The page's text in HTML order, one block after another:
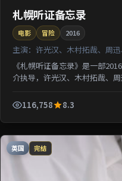
札幌听证备忘录
电影 冒险 2016
主演： 许光汉、木村拓哉、周
《札幌听证备忘录》是一部
介执导，许光汉、木村拓哉、
116,758
8.3
英国 完结